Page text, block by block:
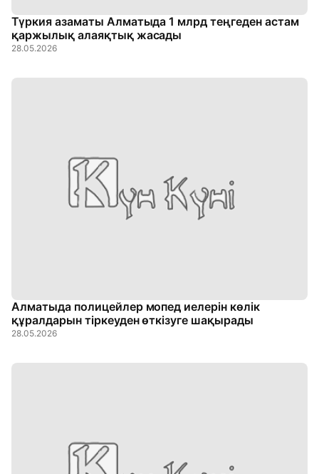
Түркия азаматы Алматыда 1 млрд теңгеден астам
қаржылық алаяқтық жасады
28.05.2026
Алматыда полицейлер мопед иелерін көлік
құралдарын тіркеуден өткізуге шақырады
28.05.2026